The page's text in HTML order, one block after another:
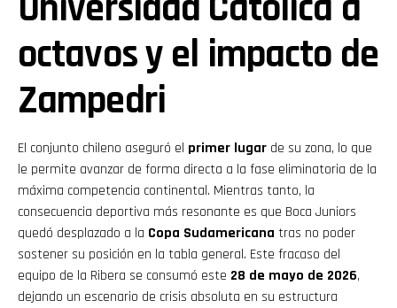
octavos y el impacto de
Zampedri
El conjunto chileno aseguró el primer lugar de su zona, lo que
le permite avanzar de forma directa a la fase eliminatoria de la
máxima competencia continental. Mientras tanto, la
consecuencia deportiva más resonante es que Boca Juniors
quedó desplazado a la Copa Sudamericana tras no poder
sostener su posición en la tabla general. Este fracaso del
equipo de la Ribera se consumó este 28 de mayo de 2026,
dejando un escenario de crisis absoluta en su estructura